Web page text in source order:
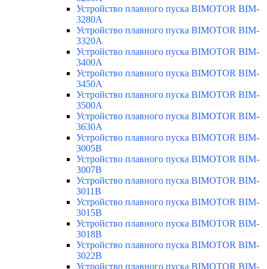
Устройство плавного пуска BIMOTOR BIM-
3280A
Устройство плавного пуска BIMOTOR BIM-
3320A
Устройство плавного пуска BIMOTOR BIM-
3400A
Устройство плавного пуска BIMOTOR BIM-
3450A
Устройство плавного пуска BIMOTOR BIM-
3500A
Устройство плавного пуска BIMOTOR BIM-
3630A
Устройство плавного пуска BIMOTOR BIM-
3005B
Устройство плавного пуска BIMOTOR BIM-
3007B
Устройство плавного пуска BIMOTOR BIM-
3011B
Устройство плавного пуска BIMOTOR BIM-
3015B
Устройство плавного пуска BIMOTOR BIM-
3018B
Устройство плавного пуска BIMOTOR BIM-
3022B
Устройство плавного пуска BIMOTOR BIM-